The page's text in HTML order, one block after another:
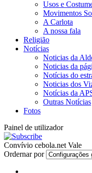
Usos e
Movimentos
A Carlota
A nossa fala
Religião
Notícias
Noticias da
Noticias da
Notícias do
Noticias dos
Notícias da
Outras Notícias
Fotos
Painel de utilizador
Convívio cebola.net Vale
Ordernar por